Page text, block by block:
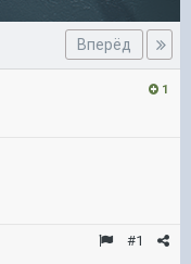
Вперёд
1
#1